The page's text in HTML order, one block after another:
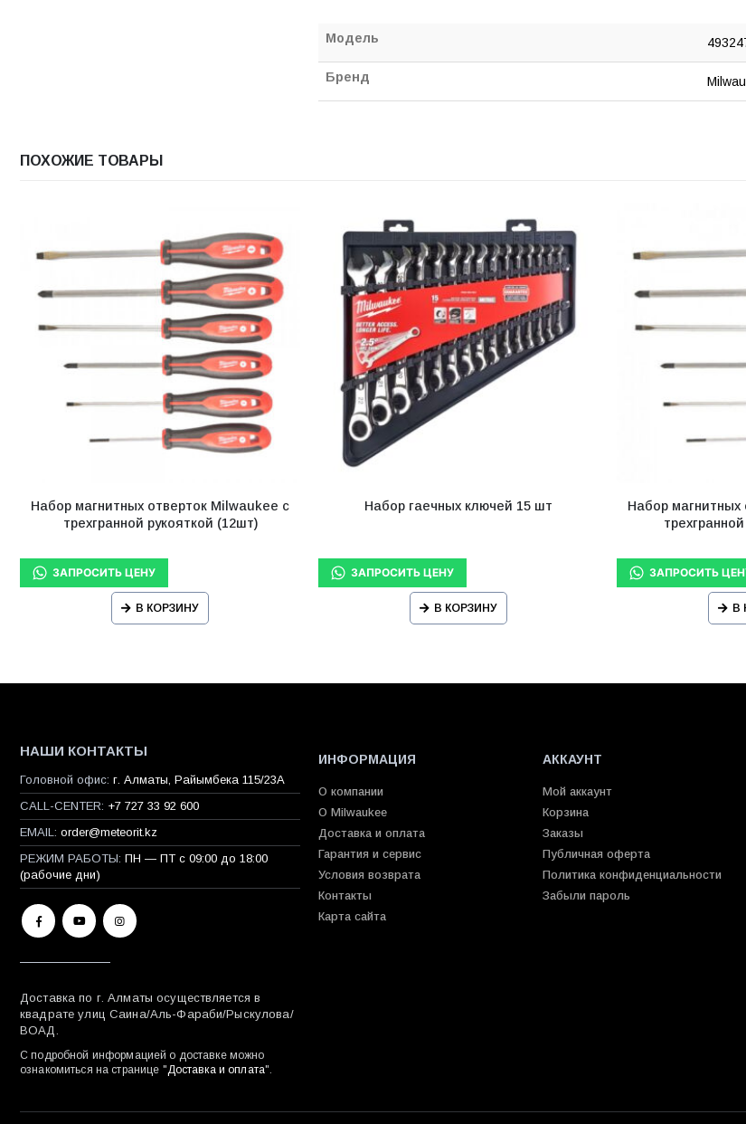
Модель
Бренд
ПОХОЖИЕ ТОВАРЫ
Набор магнитных отверток Milwaukee с
трехгранной рукояткой (12шт)
В КОРЗИНУ
Набор гаечных ключей 15 шт
В КОРЗИНУ
Набор магнитных
В
НАШИ КОНТАКТЫ
Головной офис: г. Алматы, Райымбека 115/23A
CALL-CENTER: +7 727 33 92 600
EMAIL: order@meteorit.kz
РЕЖИМ РАБОТЫ: ПН — ПТ с 09:00 до 18:00
(рабочие дни)
Доставка по г. Алматы осуществляется в
квадрате улиц Саина/Аль-Фараби/Рыскулова/
ВОАД.
С подробной информацией о доставке можно
ознакомиться на странице "Доставка и оплата".
ИНФОРМАЦИЯ
О компании
О Milwaukee
Доставка и оплата
Гарантия и сервис
Условия возврата
Контакты
Карта сайта
АККАУНТ
Мой аккаунт
Корзина
Заказы
Публичная оферта
Политика конфиденциальности
Забыли пароль